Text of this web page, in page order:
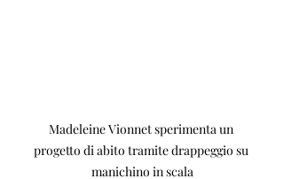
Madeleine Vionnet sperimenta un
progetto di abito tramite drappeggio su
manichino in scala